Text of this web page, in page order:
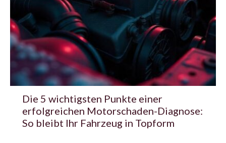
Die 5 wichtigsten Punkte einer
erfolgreichen Motorschaden-Diagnose:
So bleibt Ihr Fahrzeug in Topform